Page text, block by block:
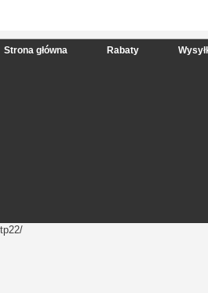
Strona główna Rabaty
tp22/